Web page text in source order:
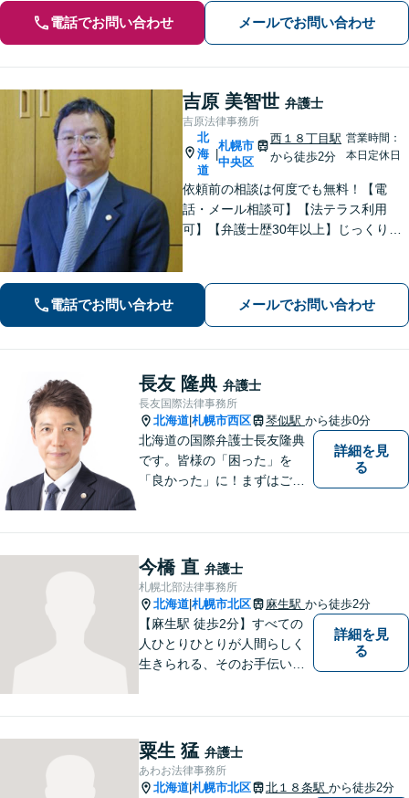
電話でお問い合わせ メールでお問い合わせ
吉原 美智世 弁護士
吉原法律事務所
北
海
道
札幌市
中央区
西１８丁目駅
から徒歩2分
営業時間：
本日定休日
依頼前の相談は何度でも無料！【電
話・メール相談可】【法テラス利用
可】【弁護士歴30年以上】じっくりヒ
建をサポート【離婚】世代を問わず豊
富な実績あり【西18丁目駅2分】【他士
業と連携】
電話でお問い合わせ メールでお問い合わせ
長友 隆典 弁護士
長友国際法律事務所
北海道 札幌市西区 琴似駅 から徒歩0分
北海道の国際弁護士長友隆典
です。皆様の「困った」を
「良かった」に！まずはご相
ています。 English available
英語対応可
詳細を見
る
今橋 直 弁護士
札幌北部法律事務所
北海道 札幌市北区 麻生駅 から徒歩2分
【麻生駅 徒歩2分】すべての
人ひとりひとりが人間らしく
生きられる、そのお手伝いを
いたします。お気軽にご相談
ください。
詳細を見
る
粟生 猛 弁護士
あわお法律事務所
北海道 札幌市北区 北１８条駅 から徒歩2分